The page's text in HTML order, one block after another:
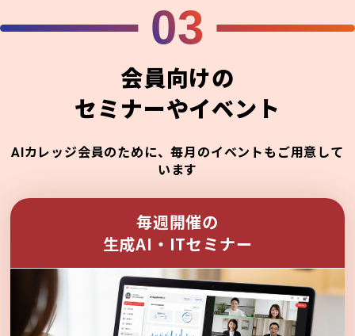
03
会員向けの
セミナーやイベント
AIカレッジ会員のために、毎月のイベントもご用意して
います
毎週開催の
生成AI・ITセミナー